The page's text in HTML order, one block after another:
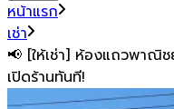
หน้าแรก
เช่า
📢 [ให้เช่า] ห้องแถวพาณิช
เปิดร้านทันที!